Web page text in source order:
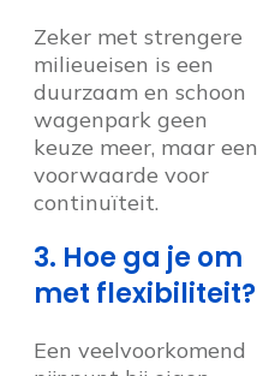
Zeker met strengere
milieueisen is een
duurzaam en schoon
wagenpark geen
keuze meer, maar een
voorwaarde voor
continuïteit.
3. Hoe ga je om
met flexibiliteit?
Een veelvoorkomend